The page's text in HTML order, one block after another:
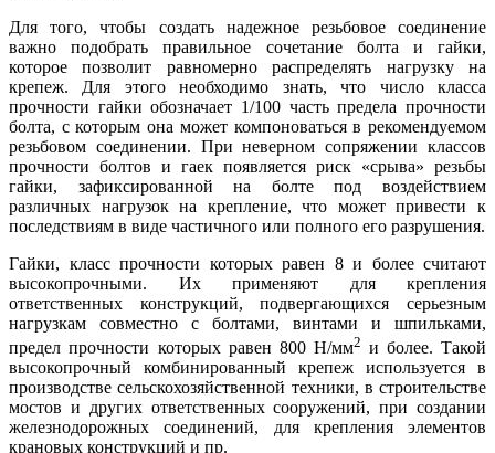
Для того, чтобы создать надежное резьбовое соединение
важно подобрать правильное сочетание болта и гайки,
которое позволит равномерно распределять нагрузку на
крепеж. Для этого необходимо знать, что число класса
прочности гайки обозначает 1/100 часть предела прочности
болта, с которым она может компоноваться в рекомендуемом
резьбовом соединении. При неверном сопряжении классов
прочности болтов и гаек появляется риск «срыва» резьбы
гайки, зафиксированной на болте под воздействием
различных нагрузок на крепление, что может привести к
последствиям в виде частичного или полного его разрушения.
Гайки, класс прочности которых равен 8 и более считают
высокопрочными. Их применяют для крепления
ответственных конструкций, подвергающихся серьезным
нагрузкам совместно с болтами, винтами и шпильками,
предел прочности которых равен 800 Н/мм2 и более. Такой
высокопрочный комбинированный крепеж используется в
производстве сельскохозяйственной техники, в строительстве
мостов и других ответственных сооружений, при создании
железнодорожных соединений, для крепления элементов
крановых конструкций и пр.